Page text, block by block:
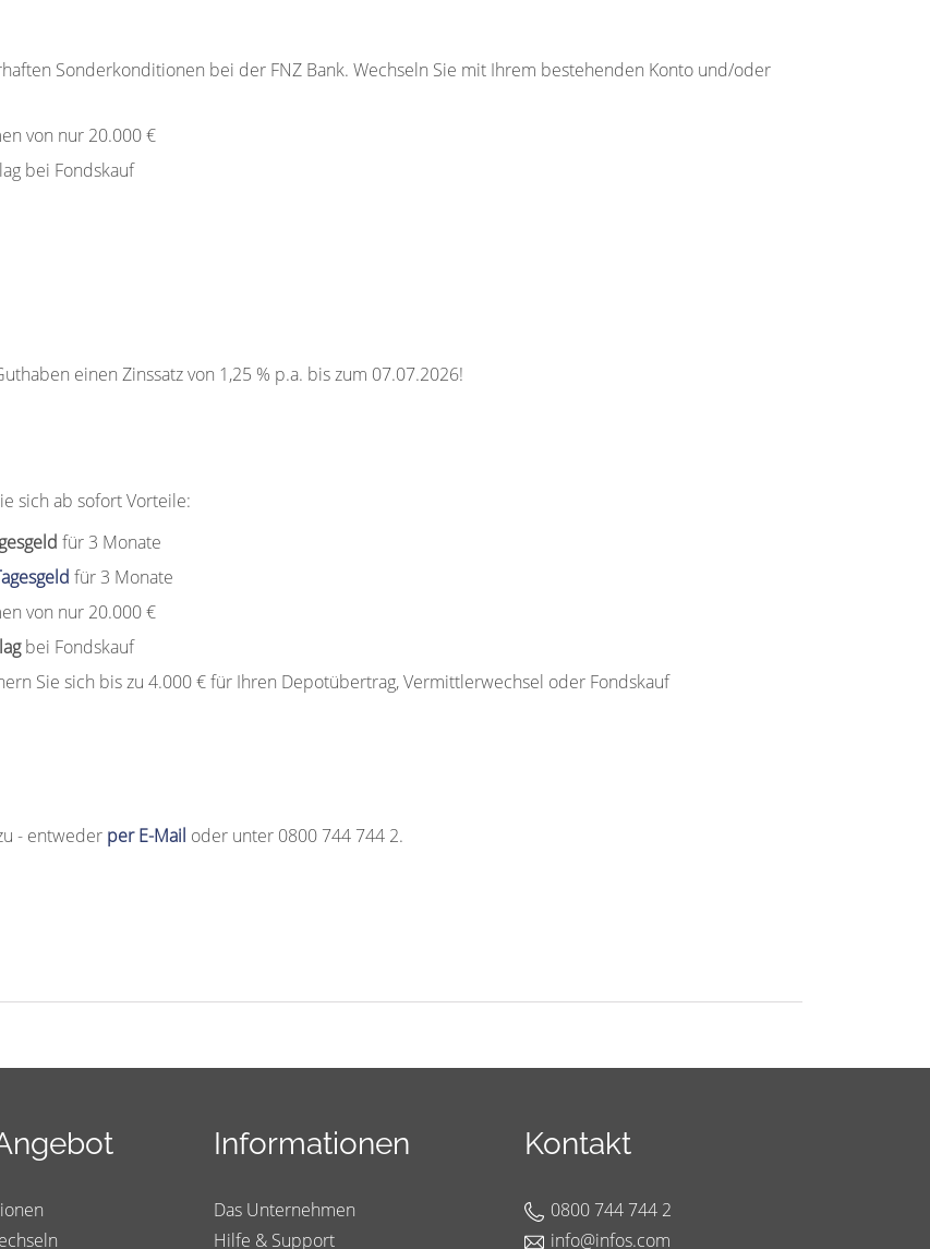
Sonderkonditionen bei der FNZ Bank. Wechseln Sie mit Ihrem bestehenden Konto und/oder
von nur 20.000 €
bei Fondskauf
einen Zinssatz von 1,25 % p.a. bis zum 07.07.2026!
sich ab sofort Vorteile:
für 3 Monate
für 3 Monate
von nur 20.000 €
bei Fondskauf
Sie sich bis zu 4.000 € für Ihren Depotübertrag, Vermittlerwechsel oder Fondskauf
- entweder per E-Mail oder unter 0800 744 744 2.
Informationen
Das Unternehmen
Hilfe & Support
Kontakt
0800 744 744 2
info@infos.com